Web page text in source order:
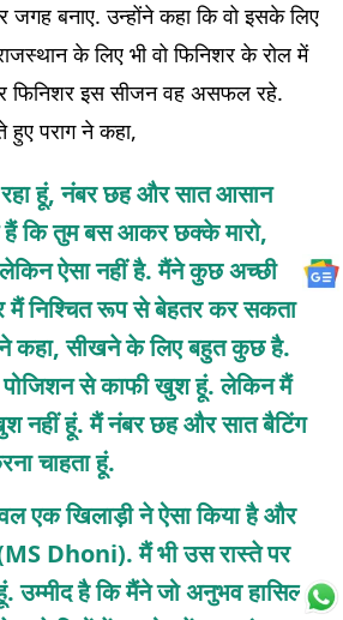
जगह बनाए. उन्होंने कहा कि वो इसके लिए
के लिए भी वो फिनिशर के रोल में
फिनिशर इस सीजन वह असफल रहे.
हुए पराग ने कहा,
हूं, नंबर छह और सात आसान
हैं कि तुम बस आकर छक्के मारो,
ऐसा नहीं है. मैंने कुछ अच्छी
मैं निश्चित रूप से बेहतर कर सकता
कहा, सीखने के लिए बहुत कुछ है.
पोजिशन से काफी खुश हूं. लेकिन मैं
नहीं हूं. मैं नंबर छह और सात बैटिंग
चाहता हूं.
एक खिलाड़ी ने ऐसा किया है और
Dhoni). मैं भी उस रास्ते पर
उम्मीद है कि मैंने जो अनुभव हासिल